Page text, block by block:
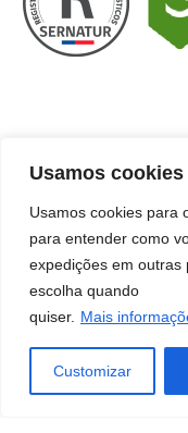
Usamos cookies
Usamos cookies para
para entender como
expedições em outras
escolha quando
quiser. Mais
Customizar
CALLEJÓN
ATACAMA |
©
SENDERISMO